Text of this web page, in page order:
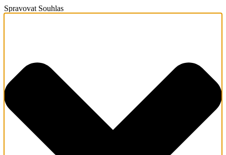
Spravovat Souhlas